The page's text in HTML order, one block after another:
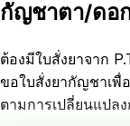
กัญชาตา/ดอ
ต้องมีใบสั่งยาจาก
ขอใบสั่งยากัญชาเพื่
ตามการเปลี่ยนแปล